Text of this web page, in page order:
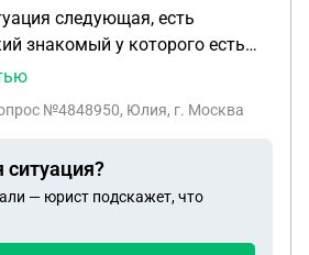
следующая, есть
знакомый у которого есть
на протяжение долгого
так что по не знанию всех
как я была очень далека от
с отмывом и тд, и все его
карты других банков мне
№4848950, Юлия, г. Москва
ситуация?
— юрист подскажет, что